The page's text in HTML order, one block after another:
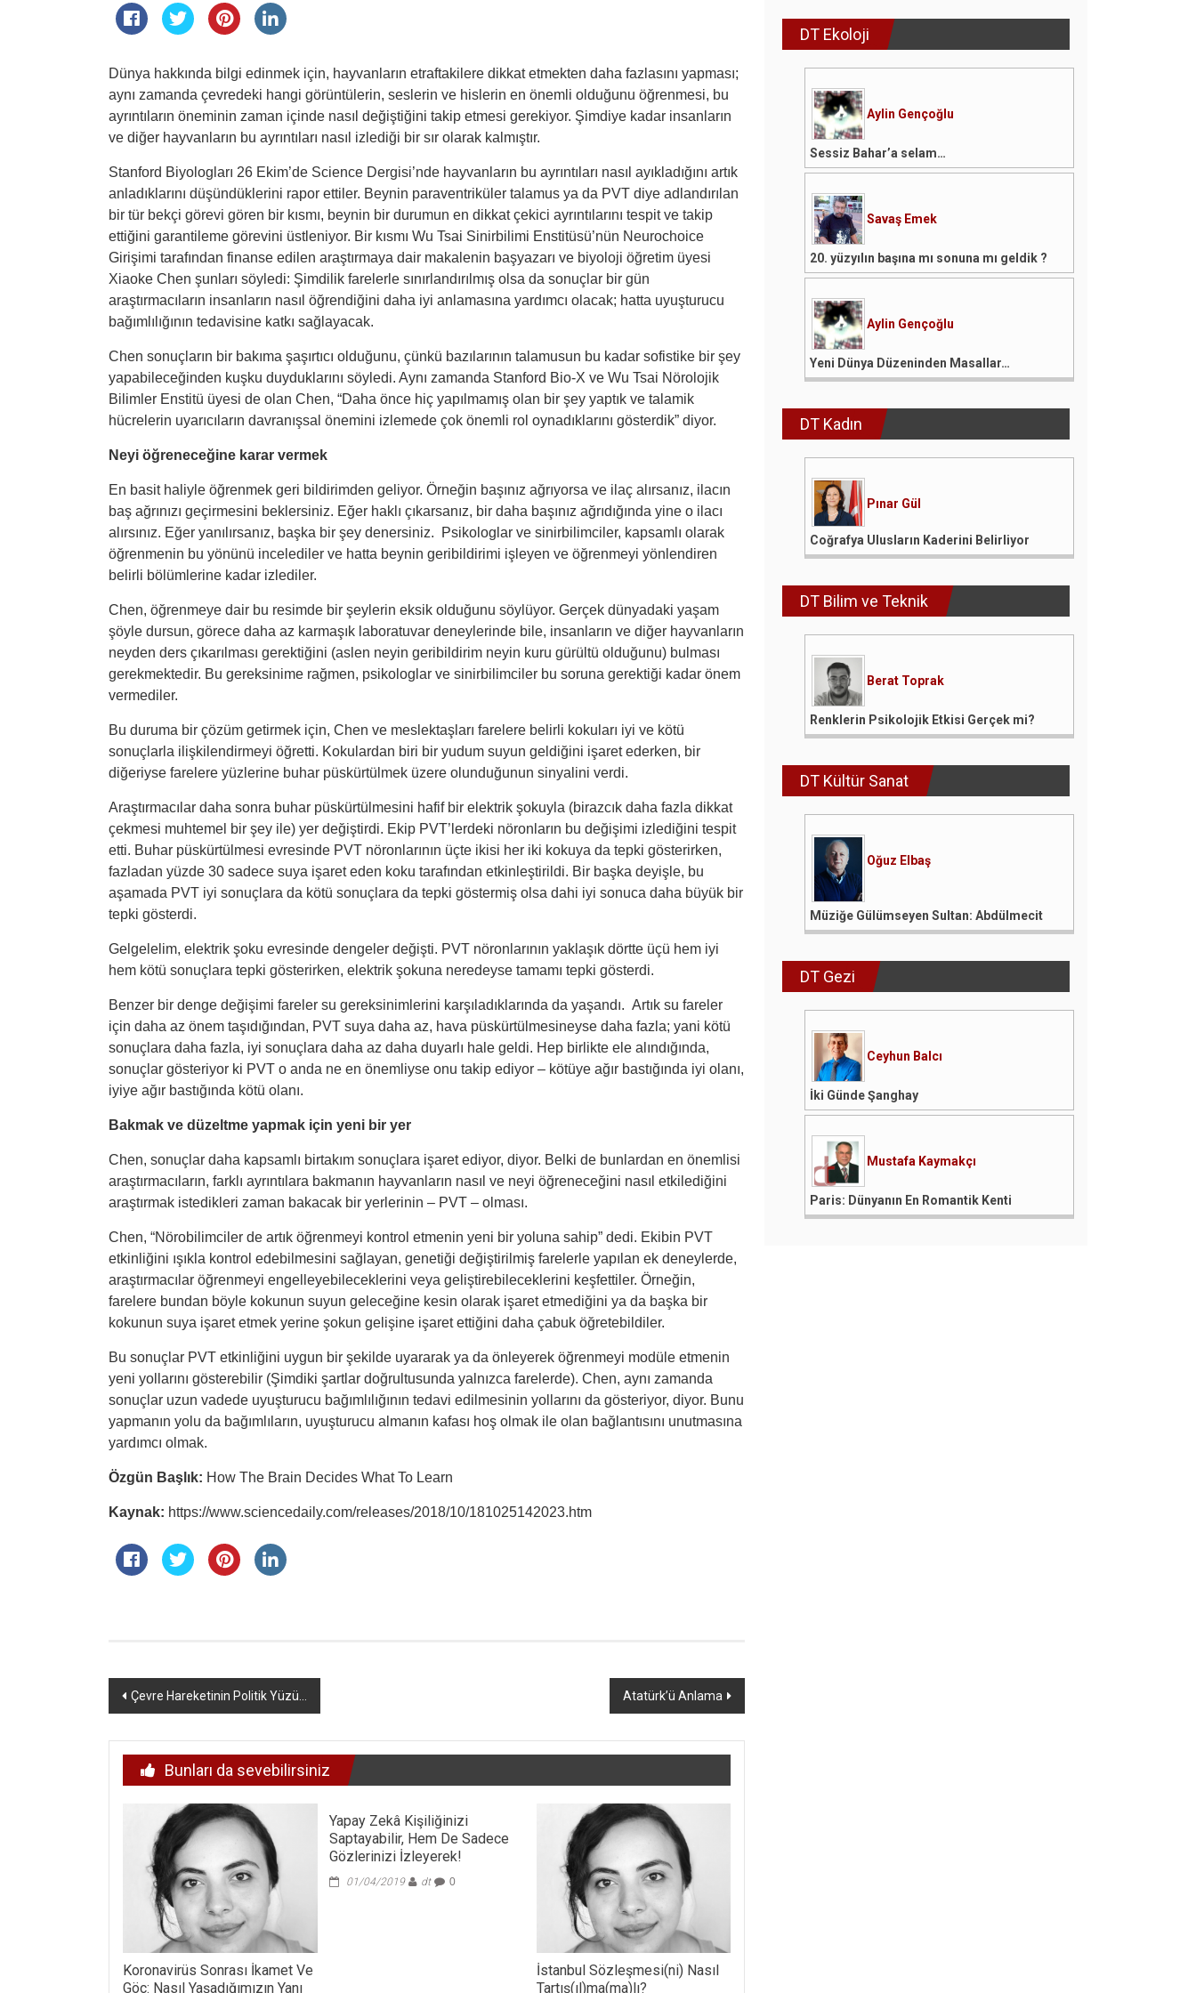
Dünya hakkında bilgi edinmek için, hayvanların etraftakilere dikkat etmekten daha fazlasını yapması;
aynı zamanda çevredeki hangi görüntülerin, seslerin ve hislerin en önemli olduğunu öğrenmesi, bu
ayrıntıların öneminin zaman içinde nasıl değiştiğini takip etmesi gerekiyor. Şimdiye kadar insanların
ve diğer hayvanların bu ayrıntıları nasıl izlediği bir sır olarak kalmıştır.
Stanford Biyologları 26 Ekim’de Science Dergisi’nde hayvanların bu ayrıntıları nasıl ayıkladığını artık
anladıklarını düşündüklerini rapor ettiler. Beynin paraventriküler talamus ya da PVT diye adlandırılan
bir tür bekçi görevi gören bir kısmı, beynin bir durumun en dikkat çekici ayrıntılarını tespit ve takip
ettiğini garantileme görevini üstleniyor. Bir kısmı Wu Tsai Sinirbilimi Enstitüsü’nün Neurochoice
Girişimi tarafından finanse edilen araştırmaya dair makalenin başyazarı ve biyoloji öğretim üyesi
Xiaoke Chen şunları söyledi: Şimdilik farelerle sınırlandırılmış olsa da sonuçlar bir gün
araştırmacıların insanların nasıl öğrendiğini daha iyi anlamasına yardımcı olacak; hatta uyuşturucu
bağımlılığının tedavisine katkı sağlayacak.
Chen sonuçların bir bakıma şaşırtıcı olduğunu, çünkü bazılarının talamusun bu kadar sofistike bir şey
yapabileceğinden kuşku duyduklarını söyledi. Aynı zamanda Stanford Bio-X ve Wu Tsai Nörolojik
Bilimler Enstitü üyesi de olan Chen, “Daha önce hiç yapılmamış olan bir şey yaptık ve talamik
hücrelerin uyarıcıların davranışsal önemini izlemede çok önemli rol oynadıklarını gösterdik” diyor.
Neyi öğreneceğine karar vermek
En basit haliyle öğrenmek geri bildirimden geliyor. Örneğin başınız ağrıyorsa ve ilaç alırsanız, ilacın
baş ağrınızı geçirmesini beklersiniz. Eğer haklı çıkarsanız, bir daha başınız ağrıdığında yine o ilacı
alırsınız. Eğer yanılırsanız, başka bir şey denersiniz. Psikologlar ve sinirbilimciler, kapsamlı olarak
öğrenmenin bu yönünü incelediler ve hatta beynin geribildirimi işleyen ve öğrenmeyi yönlendiren
belirli bölümlerine kadar izlediler.
Chen, öğrenmeye dair bu resimde bir şeylerin eksik olduğunu söylüyor. Gerçek dünyadaki yaşam
şöyle dursun, görece daha az karmaşık laboratuvar deneylerinde bile, insanların ve diğer hayvanların
neyden ders çıkarılması gerektiğini (aslen neyin geribildirim neyin kuru gürültü olduğunu) bulması
gerekmektedir. Bu gereksinime rağmen, psikologlar ve sinirbilimciler bu soruna gerektiği kadar önem
vermediler.
Bu duruma bir çözüm getirmek için, Chen ve meslektaşları farelere belirli kokuları iyi ve kötü
sonuçlarla ilişkilendirmeyi öğretti. Kokulardan biri bir yudum suyun geldiğini işaret ederken, bir
diğeriyse farelere yüzlerine buhar püskürtülmek üzere olunduğunun sinyalini verdi.
Araştırmacılar daha sonra buhar püskürtülmesini hafif bir elektrik şokuyla (birazcık daha fazla dikkat
çekmesi muhtemel bir şey ile) yer değiştirdi. Ekip PVT’lerdeki nöronların bu değişimi izlediğini tespit
etti. Buhar püskürtülmesi evresinde PVT nöronlarının üçte ikisi her iki kokuya da tepki gösterirken,
fazladan yüzde 30 sadece suya işaret eden koku tarafından etkinleştirildi. Bir başka deyişle, bu
aşamada PVT iyi sonuçlara da kötü sonuçlara da tepki göstermiş olsa dahi iyi sonuca daha büyük bir
tepki gösterdi.
Gelgelelim, elektrik şoku evresinde dengeler değişti. PVT nöronlarının yaklaşık dörtte üçü hem iyi
hem kötü sonuçlara tepki gösterirken, elektrik şokuna neredeyse tamamı tepki gösterdi.
Benzer bir denge değişimi fareler su gereksinimlerini karşıladıklarında da yaşandı. Artık su fareler
için daha az önem taşıdığından, PVT suya daha az, hava püskürtülmesineyse daha fazla; yani kötü
sonuçlara daha fazla, iyi sonuçlara daha az daha duyarlı hale geldi. Hep birlikte ele alındığında,
sonuçlar gösteriyor ki PVT o anda ne en önemliyse onu takip ediyor – kötüye ağır bastığında iyi olanı,
iyiye ağır bastığında kötü olanı.
Bakmak ve düzeltme yapmak için yeni bir yer
Chen, sonuçlar daha kapsamlı birtakım sonuçlara işaret ediyor, diyor. Belki de bunlardan en önemlisi
araştırmacıların, farklı ayrıntılara bakmanın hayvanların nasıl ve neyi öğreneceğini nasıl etkilediğini
araştırmak istedikleri zaman bakacak bir yerlerinin – PVT – olması.
Chen, “Nörobilimciler de artık öğrenmeyi kontrol etmenin yeni bir yoluna sahip” dedi. Ekibin PVT
etkinliğini ışıkla kontrol edebilmesini sağlayan, genetiği değiştirilmiş farelerle yapılan ek deneylerde,
araştırmacılar öğrenmeyi engelleyebileceklerini veya geliştirebileceklerini keşfettiler. Örneğin,
farelere bundan böyle kokunun suyun geleceğine kesin olarak işaret etmediğini ya da başka bir
kokunun suya işaret etmek yerine şokun gelişine işaret ettiğini daha çabuk öğretebildiler.
Bu sonuçlar PVT etkinliğini uygun bir şekilde uyararak ya da önleyerek öğrenmeyi modüle etmenin
yeni yollarını gösterebilir (Şimdiki şartlar doğrultusunda yalnızca farelerde). Chen, aynı zamanda
sonuçlar uzun vadede uyuşturucu bağımlılığının tedavi edilmesinin yollarını da gösteriyor, diyor. Bunu
yapmanın yolu da bağımlıların, uyuşturucu almanın kafası hoş olmak ile olan bağlantısını unutmasına
yardımcı olmak.
Özgün Başlık: How The Brain Decides What To Learn
Kaynak: https://www.sciencedaily.com/releases/2018/10/181025142023.htm
Yazı
Çevre Hareketinin Politik Yüzü… Atatürk’ü Anlama
Bunları da sevebilirsiniz
Koronavirüs Sonrası İkamet Ve
Göç: Nasıl Yaşadığımızın Yanı
Yapay Zekâ Kişiliğinizi
Saptayabilir, Hem De Sadece
Gözlerinizi İzleyerek!
01/04/2019 dt 0
İstanbul Sözleşmesi(ni) Nasıl
Tartış(ıl)ma(ma)lı?
DT Ekoloji
Aylin Gençoğlu
Sessiz Bahar’a selam…
Savaş Emek
20. yüzyılın başına mı sonuna mı geldik ?
Aylin Gençoğlu
Yeni Dünya Düzeninden Masallar…
DT Kadın
Pınar Gül
Coğrafya Ulusların Kaderini Belirliyor
DT Bilim ve Teknik
Berat Toprak
Renklerin Psikolojik Etkisi Gerçek mi?
DT Kültür Sanat
Oğuz Elbaş
Müziğe Gülümseyen Sultan: Abdülmecit
DT Gezi
Ceyhun Balcı
İki Günde Şanghay
Mustafa Kaymakçı
Paris: Dünyanın En Romantik Kenti